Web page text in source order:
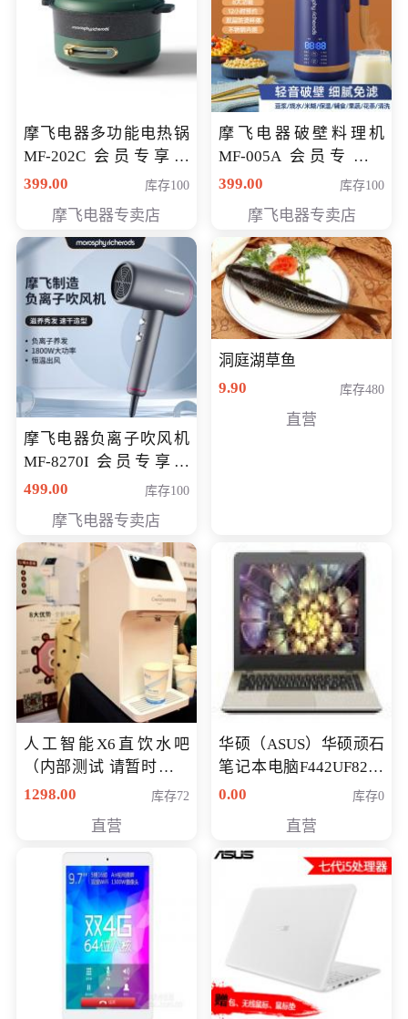
摩飞电器多功能电热锅
MF-202C 会员专享价
269元
399.00 库存100
摩飞电器专卖店
摩飞电器破壁料理机
MF-005A 会员专享价
198元
399.00 库存100
摩飞电器专卖店
摩飞电器负离子吹风机
MF-8270I 会员专享价
369元
499.00 库存100
摩飞电器专卖店
洞庭湖草鱼
9.90
库存480
直营
人工智能X6直饮水吧
（内部测试 请暂时不要
购买）
1298.00 库存72
直营
华硕（ASUS）华硕顽石
笔记本电脑F442UF8250
八代独显轻薄办公商务
0.00 库存0
直营